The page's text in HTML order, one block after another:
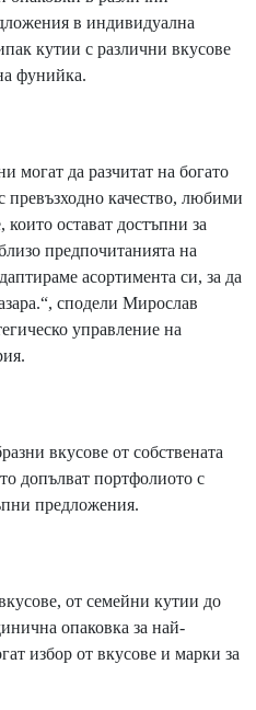
в индивидуална
кутии с различни вкусове
фунийка.
могат да разчитат на богато
превъзходно качество, любими
остават достъпни за
предпочитанията на
асортимента си, за да
сподели Мирослав
управление на
вкусове от собствената
допълват портфолиото с
предложения.
от семейни кутии до
опаковка за най-
избор от вкусове и марки за